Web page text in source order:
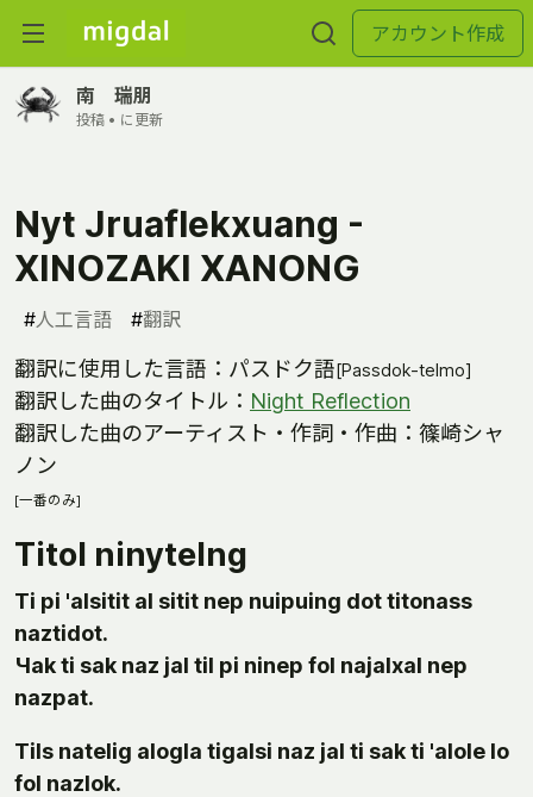
アカウント作成
南 瑞朋
投稿 • に更新
Nyt Jruaflekxuang -
XINOZAKI XANONG
#人工言語 #翻訳
翻訳に使用した言語：パスドク語[Passdok-telmo]
翻訳した曲のタイトル： Night Reflection
翻訳した曲のアーティスト・作詞・作曲：篠崎シャ
ノン
[一番のみ]
Тitol ninytelng
Тi pi 'alsitit al sitit nep nuipuing dot titonass
naztidot.
Чak ti sak naz jal til pi ninep fol najalxal nep
nazpat.
Тils natelig alogla tigalsi naz jal ti sak ti 'alole lo
fol nazlok.